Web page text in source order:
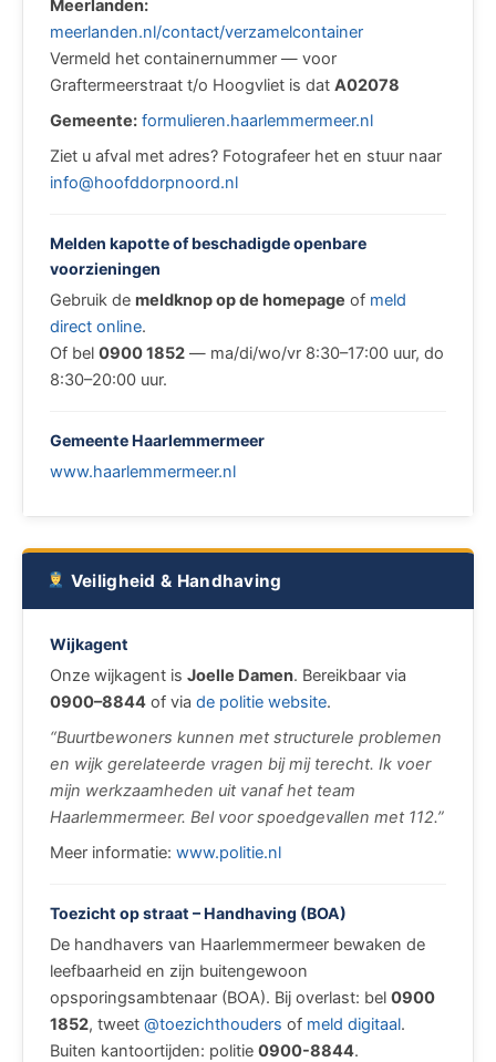
Meerlanden:
meerlanden.nl/contact/verzamelcontainer
Vermeld het containernummer — voor
Graftermeerstraat t/o Hoogvliet is dat A02078
Gemeente: formulieren.haarlemmermeer.nl
Ziet u afval met adres? Fotografeer het en stuur naar
info@hoofddorpnoord.nl
Melden kapotte of beschadigde openbare
voorzieningen
Gebruik de meldknop op de homepage of meld
direct online.
Of bel 0900 1852 — ma/di/wo/vr 8:30–17:00 uur, do
8:30–20:00 uur.
Gemeente Haarlemmermeer
www.haarlemmermeer.nl
Veiligheid & Handhaving
Wijkagent
Onze wijkagent is Joelle Damen. Bereikbaar via
0900–8844 of via de politie website.
“Buurtbewoners kunnen met structurele problemen
en wijk gerelateerde vragen bij mij terecht. Ik voer
mijn werkzaamheden uit vanaf het team
Haarlemmermeer. Bel voor spoedgevallen met 112.”
Meer informatie: www.politie.nl
Toezicht op straat – Handhaving (BOA)
De handhavers van Haarlemmermeer bewaken de
leefbaarheid en zijn buitengewoon
opsporingsambtenaar (BOA). Bij overlast: bel 0900
1852, tweet @toezichthouders of meld digitaal.
Buiten kantoortijden: politie 0900-8844.